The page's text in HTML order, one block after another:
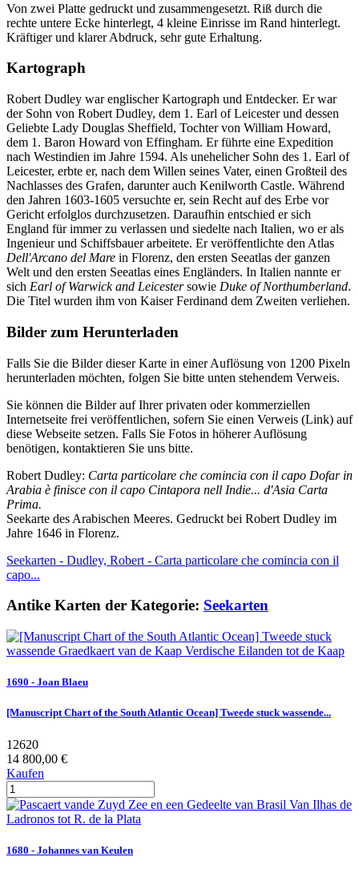
Von zwei Platte gedruckt und zusammengesetzt. Riß durch die
rechte untere Ecke hinterlegt, 4 kleine Einrisse im Rand hinterlegt.
Kräftiger und klarer Abdruck, sehr gute Erhaltung.
Kartograph
Robert Dudley war englischer Kartograph und Entdecker. Er war
der Sohn von Robert Dudley, dem 1. Earl of Leicester und dessen
Geliebte Lady Douglas Sheffield, Tochter von William Howard,
dem 1. Baron Howard von Effingham. Er führte eine Expedition
nach Westindien im Jahre 1594. Als unehelicher Sohn des 1. Earl of
Leicester, erbte er, nach dem Willen seines Vater, einen Großteil des
Nachlasses des Grafen, darunter auch Kenilworth Castle. Während
den Jahren 1603-1605 versuchte er, sein Recht auf des Erbe vor
Gericht erfolglos durchzusetzen. Daraufhin entschied er sich
England für immer zu verlassen und siedelte nach Italien, wo er als
Ingenieur und Schiffsbauer arbeitete. Er veröffentlichte den Atlas
Dell'Arcano del Mare in Florenz, den ersten Seeatlas der ganzen
Welt und den ersten Seeatlas eines Engländers. In Italien nannte er
sich Earl of Warwick and Leicestersowie Duke of Northumberland.
Die Titel wurden ihm von Kaiser Ferdinand dem Zweiten verliehen.
Bilder zum Herunterladen
Falls Sie die Bilder dieser Karte in einer Auflösung von 1200 Pixeln
herunterladen möchten, folgen Sie bitte unten stehendem Verweis.
Sie können die Bilder auf Ihrer privaten oder kommerziellen
Internetseite frei veröffentlichen, sofern Sie einen Verweis (Link) auf
diese Webseite setzen. Falls Sie Fotos in höherer Auflösung
benötigen, kontaktieren Sie uns bitte.
Robert Dudley: Carta particolare che comincia con il capo Dofar in
Arabia è finisce con il capo Cintapora nell Indie... d'Asia Carta
Prima.
Seekarte des Arabischen Meeres. Gedruckt bei Robert Dudley im
Jahre 1646 in Florenz.
Seekarten - Dudley, Robert - Carta particolare che comincia con il
capo...
Antike Karten der Kategorie: Seekarten
1690 - Joan Blaeu
[Manuscript Chart of the South Atlantic Ocean] Tweede stuck wassende...
12620
14 800,00 €
Kaufen
1680 - Johannes van Keulen